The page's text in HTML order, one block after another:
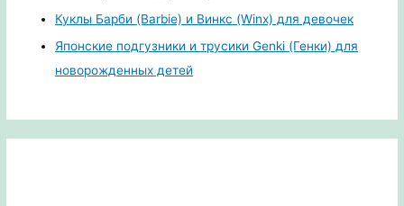
Куклы Барби (Barbie) и Винкс (Winx) для девочек
Японские подгузники и трусики Genki (Генки) для
новорожденных детей